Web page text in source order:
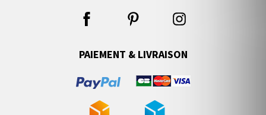
PAIEMENT & LIVRAISON